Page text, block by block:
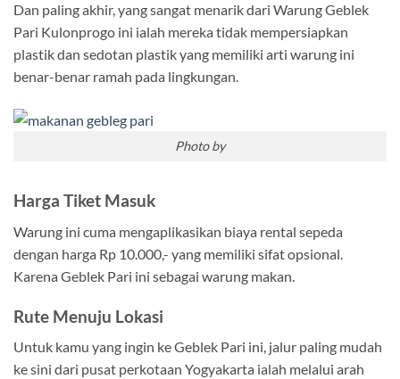
Dan paling akhir, yang sangat menarik dari Warung Geblek
Pari Kulonprogo ini ialah mereka tidak mempersiapkan
plastik dan sedotan plastik yang memiliki arti warung ini
benar-benar ramah pada lingkungan.
Photo by
Harga Tiket Masuk
Warung ini cuma mengaplikasikan biaya rental sepeda
dengan harga Rp 10.000,- yang memiliki sifat opsional.
Karena Geblek Pari ini sebagai warung makan.
Rute Menuju Lokasi
Untuk kamu yang ingin ke Geblek Pari ini, jalur paling mudah
ke sini dari pusat perkotaan Yogyakarta ialah melalui arah